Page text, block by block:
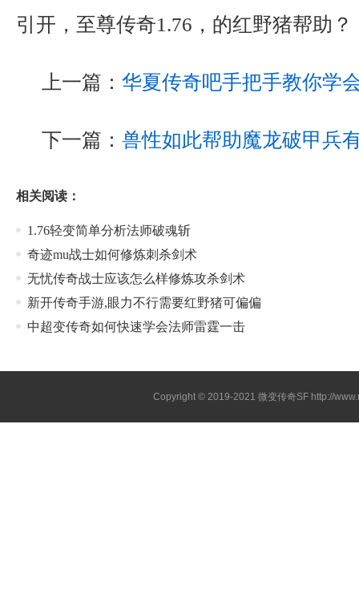
引开，至尊传奇1.76，的红野猪帮助
上一篇： 华夏传奇吧手把手教你学
下一篇： 兽性如此帮助魔龙破甲兵
相关阅读：
1.76轻变简单分析法师破魂斩
奇迹mu战士如何修炼刺杀剑术
无忧传奇战士应该怎么样修炼攻杀剑术
新开传奇手游,眼力不行需要红野猪可偏偏
中超变传奇如何快速学会法师雷霆一击
Copyright © 2019-2021 微变传奇SF http://